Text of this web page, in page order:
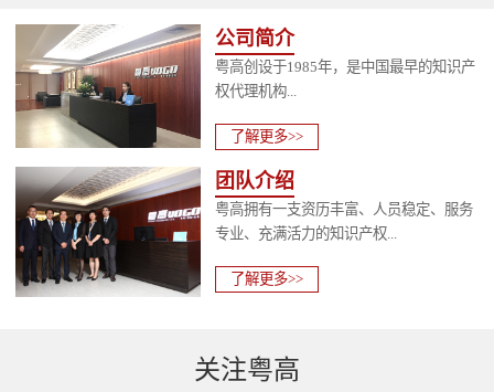
公司简介
粤高创设于1985年，是中国最早的知识产
权代理机构...
了解更多>>
团队介绍
粤高拥有一支资历丰富、人员稳定、服务
专业、充满活力的知识产权...
了解更多>>
关注粤高